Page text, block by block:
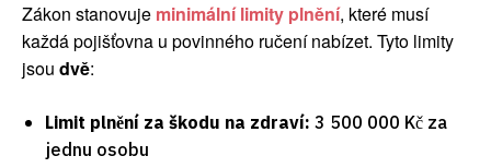
Zákon stanovuje minimální limity plnění, které musí
každá pojišťovna u povinného ručení nabízet. Tyto limity
jsou dvě:
Limit plnění za škodu na zdraví: 3 500 000 Kč za
jednu osobu